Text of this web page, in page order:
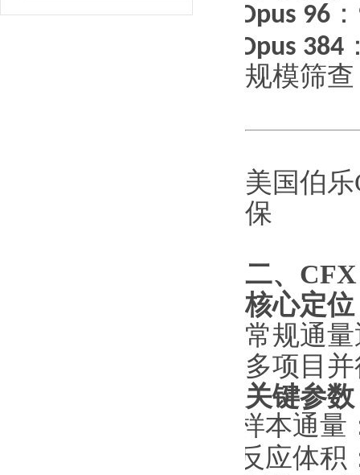
Opus 96 ：
Opus 384
规模筛查
美国伯
保
二、
核心定位
常规通
多项目
关键参数
样本通量
反应体积